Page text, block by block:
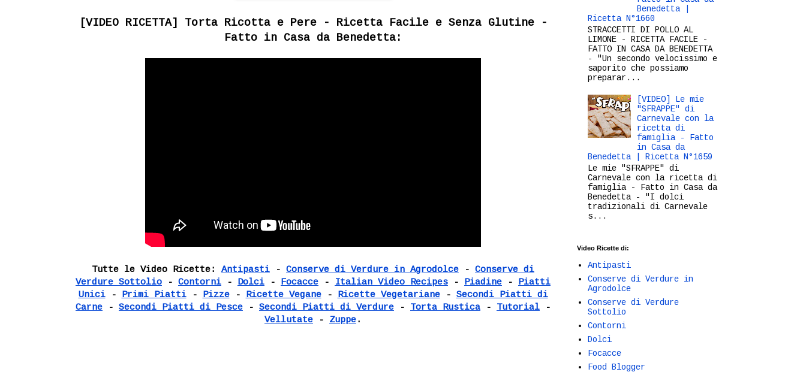
[VIDEO RICETTA] Torta Ricotta e Pere - Ricetta Facile e Senza Glutine -
Fatto in Casa da Benedetta:
Tutte le Video Ricette: Antipasti - Conserve di Verdure in Agrodolce - Conserve di
Verdure Sottolio - Contorni - Dolci - Focacce - Italian Video Recipes - Piadine - Piatti
Unici- Primi Piatti- Pizze- Ricette Vegane- Ricette Vegetariane- Secondi Piatti di
Carne - Secondi Piatti di Pesce - Secondi Piatti di Verdure - Torta Rustica - Tutorial -
Vellutate - Zuppe.
Benedetta |
Ricetta N°1660
STRACCETTI DI POLLO AL
LIMONE - RICETTA FACILE -
FATTO IN CASA DA BENEDETTA
- "Un secondo velocissimo e
saporito che possiamo
preparar...
[VIDEO] Le mie
"SFRAPPE" di
Carnevale con la
ricetta di
famiglia - Fatto
in Casa da
Benedetta | Ricetta N°1659
Le mie "SFRAPPE" di
Carnevale con la ricetta di
famiglia - Fatto in Casa da
Benedetta - "I dolci
tradizionali di Carnevale
s...
Video Ricette di:
Antipasti
Conserve di Verdure in
Agrodolce
Conserve di Verdure
Sottolio
Contorni
Dolci
Focacce
Food Blogger